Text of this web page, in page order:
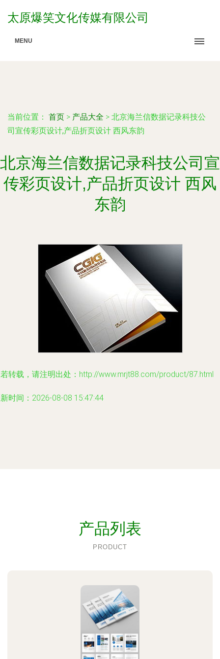
太原爆笑文化传媒有限公司
MENU
当前位置： 首页 > 产品大全 > 北京海兰信数据记录科技公
司宣传彩页设计,产品折页设计 西风东韵
北京海兰信数据记录科技公司宣
传彩页设计,产品折页设计 西风
东韵
转载，请注明出处：http://www.mrjt88.com/product/87.html
时间：2026-08-08 15:47:44
产品列表
PRODUCT